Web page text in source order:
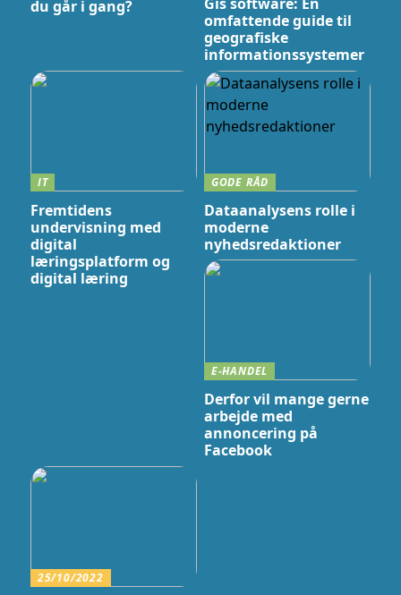
du går i gang?
omfattende guide til
geografiske
informationssystemer
IT
Fremtidens
undervisning med
digital
læringsplatform og
digital læring
GODE RÅD
Dataanalysens rolle i
moderne
nyhedsredaktioner
E-HANDEL
Derfor vil mange gerne
arbejde med
annoncering på
Facebook
25/10/2022